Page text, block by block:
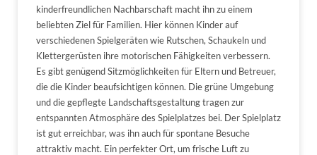
kinderfreundlichen Nachbarschaft macht ihn zu einem
beliebten Ziel für Familien. Hier können Kinder auf
verschiedenen Spielgeräten wie Rutschen, Schaukeln und
Klettergerüsten ihre motorischen Fähigkeiten verbessern.
Es gibt genügend Sitzmöglichkeiten für Eltern und Betreuer,
die die Kinder beaufsichtigen können. Die grüne Umgebung
und die gepflegte Landschaftsgestaltung tragen zur
entspannten Atmosphäre des Spielplatzes bei. Der Spielplatz
ist gut erreichbar, was ihn auch für spontane Besuche
attraktiv macht. Ein perfekter Ort, um frische Luft zu